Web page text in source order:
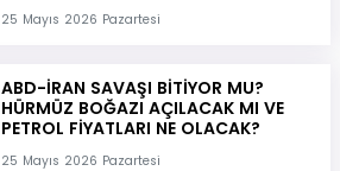
25 Mayıs 2026 Pazartesi
ABD-İRAN SAVAŞI BİTİYOR MU?
HÜRMÜZ BOĞAZI AÇILACAK MI VE
PETROL FİYATLARI NE OLACAK?
25 Mayıs 2026 Pazartesi